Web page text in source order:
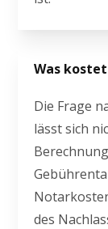
Was
Die Frage
lässt sich
des